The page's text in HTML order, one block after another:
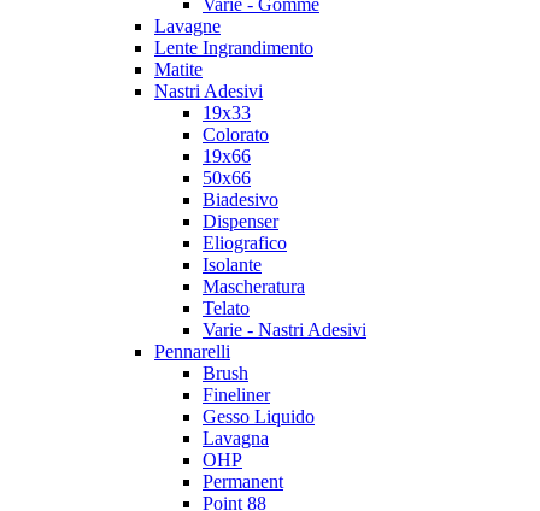
Varie - Gomme
Lavagne
Lente Ingrandimento
Matite
Nastri Adesivi
19x33
Colorato
19x66
50x66
Biadesivo
Dispenser
Eliografico
Isolante
Mascheratura
Telato
Varie - Nastri Adesivi
Pennarelli
Brush
Fineliner
Gesso Liquido
Lavagna
OHP
Permanent
Point 88